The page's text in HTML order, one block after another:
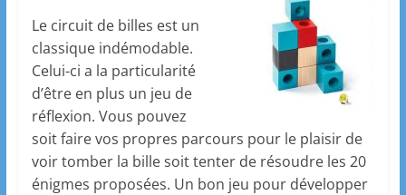
Le circuit de billes est un
classique indémodable.
Celui-ci a la particularité
d’être en plus un jeu de
réflexion. Vous pouvez
soit faire vos propres parcours pour le plaisir de
voir tomber la bille soit tenter de résoudre les 20
énigmes proposées. Un bon jeu pour développer